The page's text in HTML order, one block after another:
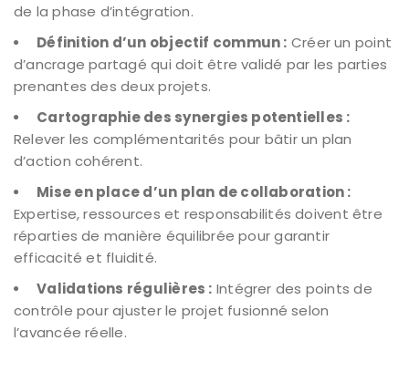
de la phase d’intégration.
Définition d’un objectif commun : Créer un point
d’ancrage partagé qui doit être validé par les parties
prenantes des deux projets.
Cartographie des synergies potentielles :
Relever les complémentarités pour bâtir un plan
d’action cohérent.
Mise en place d’un plan de collaboration :
Expertise, ressources et responsabilités doivent être
réparties de manière équilibrée pour garantir
efficacité et fluidité.
Validations régulières : Intégrer des points de
contrôle pour ajuster le projet fusionné selon
l’avancée réelle.